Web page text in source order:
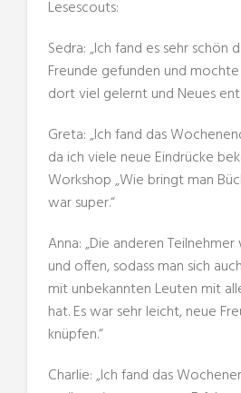
Lesescouts:
Sedra: „Ich fand es sehr schön
Freunde gefunden und
dort viel gelernt und Neues
Greta: „Ich fand das
da ich viele neue Eindrücke
Workshop „Wie bringt man
war super.“
Anna: „Die anderen
und offen, sodass man sich
mit unbekannten Leuten mit
hat. Es war sehr leicht, neue
knüpfen.“
Charlie: „Ich fand das